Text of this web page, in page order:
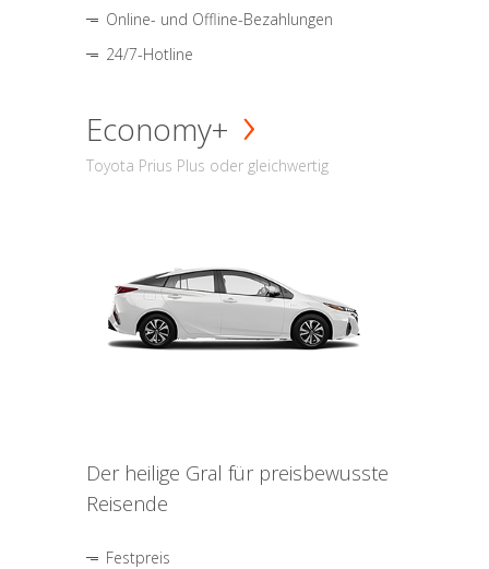
Online- und Offline-Bezahlungen
24/7-Hotline
Economy+
Toyota Prius Plus oder gleichwertig
Der heilige Gral für preisbewusste
Reisende
Festpreis